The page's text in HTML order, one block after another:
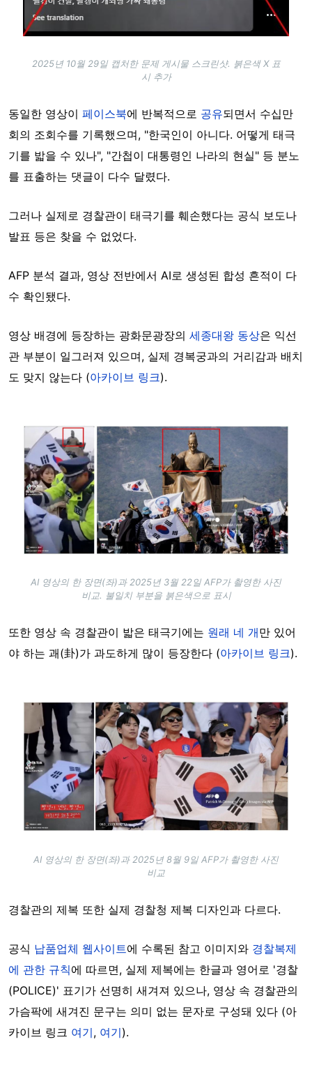
2025년 10월 29일 캡처한 문제 게시물 스크린샷. 붉은색 X 표
시 추가
동일한 영상이 페이스북에 반복적으로 공유되면서 수십만
회의 조회수를 기록했으며, "한국인이 아니다. 어떻게 태극
기를 밟을 수 있나", "간첩이 대통령인 나라의 현실" 등 분노
를 표출하는 댓글이 다수 달렸다.
그러나 실제로 경찰관이 태극기를 훼손했다는 공식 보도나
발표 등은 찾을 수 없었다.
AFP 분석 결과, 영상 전반에서 AI로 생성된 합성 흔적이 다
수 확인됐다.
영상 배경에 등장하는 광화문광장의 세종대왕 동상은 익선
관 부분이 일그러져 있으며, 실제 경복궁과의 거리감과 배치
도 맞지 않는다 (아카이브 링크).
AI 영상의 한 장면(좌)과 2025년 3월 22일 AFP가 촬영한 사진
비교. 불일치 부분을 붉은색으로 표시
또한 영상 속 경찰관이 밟은 태극기에는 원래 네 개만 있어
야 하는 괘(卦)가 과도하게 많이 등장한다 (아카이브 링크).
Image
AI 영상의 한 장면(좌)과 2025년 8월 9일 AFP가 촬영한 사진
비교
경찰관의 제복 또한 실제 경찰청 제복 디자인과 다르다.
공식 납품업체 웹사이트에 수록된 참고 이미지와 경찰복제
에 관한 규칙에 따르면, 실제 제복에는 한글과 영어로 '경찰
(POLICE)' 표기가 선명히 새겨져 있으나, 영상 속 경찰관의
가슴팍에 새겨진 문구는 의미 없는 문자로 구성돼 있다 (아
카이브 링크 여기, 여기).